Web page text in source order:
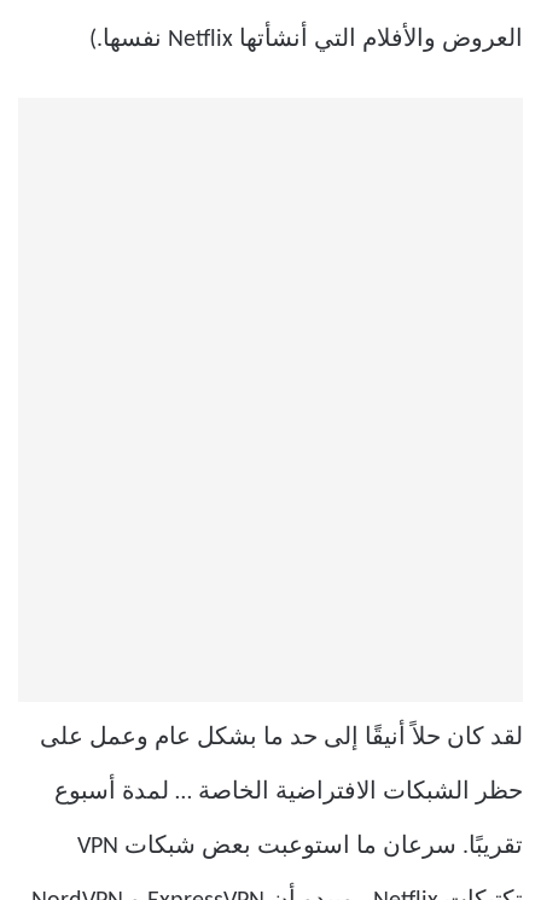
العروض والأفلام التي أنشأتها Netflix نفسها.)
لقد كان حلاً أنيقًا إلى حد ما بشكل عام وعمل على
حظر الشبكات الافتراضية الخاصة … لمدة أسبوع
تقريبًا. سرعان ما استوعبت بعض شبكات VPN